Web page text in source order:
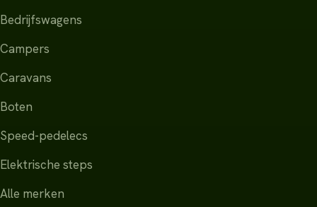
Bedrijfswagens
Campers
Caravans
Boten
Speed-pedelecs
Elektrische steps
Alle merken